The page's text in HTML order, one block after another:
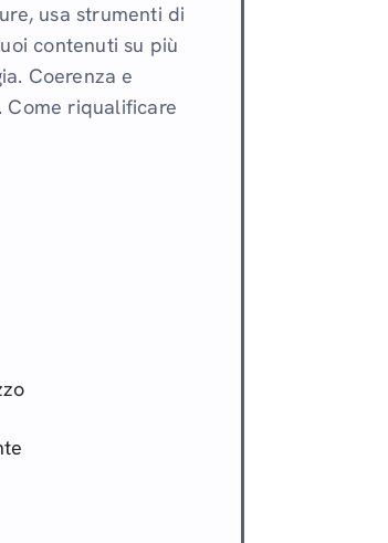
usa strumenti di
contenuti su più
Coerenza e
Come riqualificare